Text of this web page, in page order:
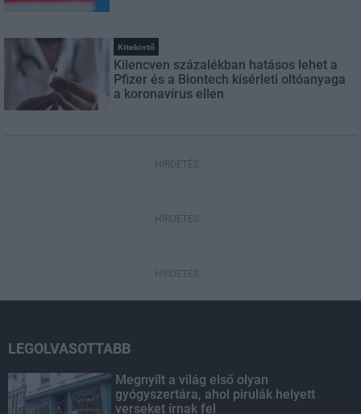
Kitekintő
Kilencven százalékban hatásos lehet a
Pfizer és a Biontech kísérleti oltóanyaga
a koronavírus ellen
HIRDETÉS
HÍRDETÉS
HÍRDETÉS
LEGOLVASOTTABB
Megnyílt a világ első olyan
gyógyszertára, ahol pirulák helyett
verseket írnak fel